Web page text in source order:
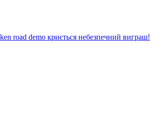
road demo криється небезпечний виграш!